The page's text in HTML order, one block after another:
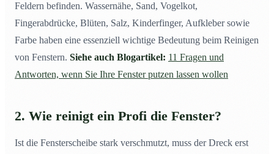
Feldern befinden. Wassernähe, Sand, Vogelkot,
Fingerabdrücke, Blüten, Salz, Kinderfinger, Aufkleber sowie
Farbe haben eine essenziell wichtige Bedeutung beim Reinigen
von Fenstern. Siehe auch Blogartikel: 11 Fragen und
Antworten, wenn Sie Ihre Fenster putzen lassen wollen
2. Wie reinigt ein Profi die Fenster?
Ist die Fensterscheibe stark verschmutzt, muss der Dreck erst